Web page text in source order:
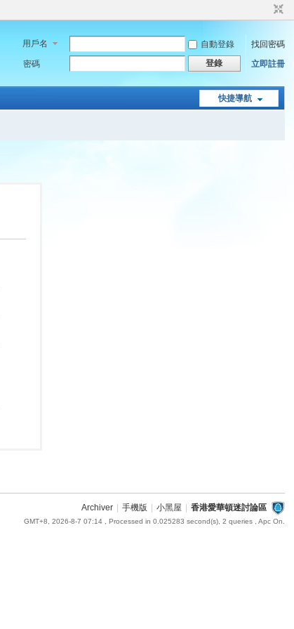
用戶名 自動登錄
找回密碼
密碼
登錄 立即註冊
快捷導航
Archiver 手機版 小黑屋 香港愛華頓迷討論區
GMT+8, 2026-8-7 07:14, Processed in 0.025283 second(s), 2 queries , Apc On.